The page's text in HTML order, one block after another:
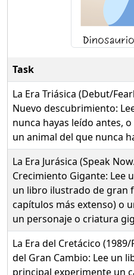
Task
La Era Triásica (Debut/
Nuevo descubrimiento:
nunca hayas leído antes,
un animal del que nunca
La Era Jurásica (Speak
Crecimiento Gigante: Lee
un libro ilustrado de gran
capítulos más extenso) o
un personaje o criatura
La Era del Cretácico
del Gran Cambio: Lee un
principal experimente un